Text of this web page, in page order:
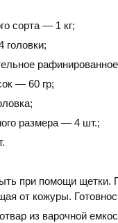
сорта — 1 кг;
головки;
— 60 гр;
размера — 4 шт.;
при помощи щетки.
от кожуры.
из варочной